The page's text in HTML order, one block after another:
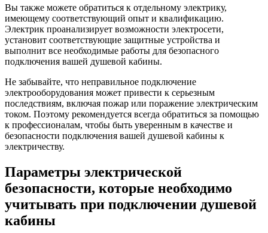
Вы также можете обратиться к отдельному электрику,
имеющему соответствующий опыт и квалификацию.
Электрик проанализирует возможности электросети,
установит соответствующие защитные устройства и
выполнит все необходимые работы для безопасного
подключения вашей душевой кабины.
Не забывайте, что неправильное подключение
электрооборудования может привести к серьезным
последствиям, включая пожар или поражение электрическим
током. Поэтому рекомендуется всегда обратиться за помощью
к профессионалам, чтобы быть уверенным в качестве и
безопасности подключения вашей душевой кабины к
электричеству.
Параметры электрической
безопасности, которые необходимо
учитывать при подключении душевой
кабины